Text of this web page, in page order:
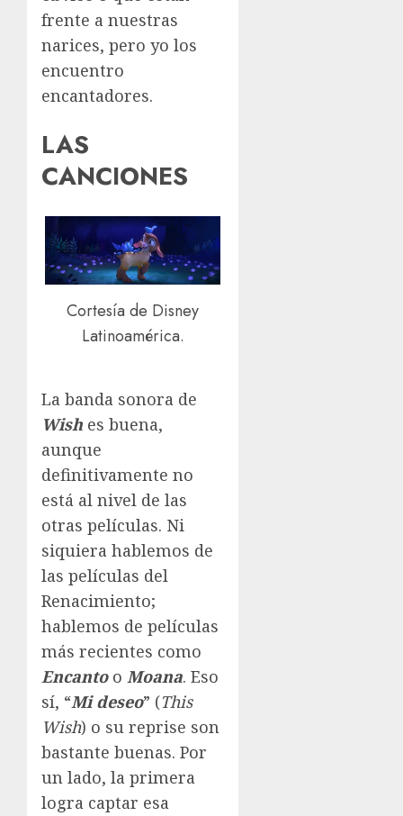
frente a nuestras
narices, pero yo los
encuentro
encantadores.
LAS
CANCIONES
Cortesía de Disney
Latinoamérica.
La banda sonora de
Wish es buena,
aunque
definitivamente no
está al nivel de las
otras películas. Ni
siquiera hablemos de
las películas del
Renacimiento;
hablemos de películas
más recientes como
Encantoo Moana. Eso
sí, “Mi deseo” (This
Wish) o su reprise son
bastante buenas. Por
un lado, la primera
logra captar esa